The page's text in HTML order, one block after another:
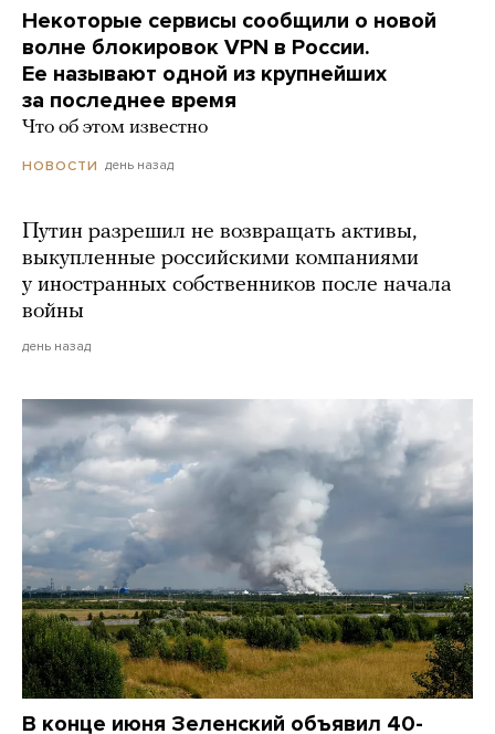
Некоторые сервисы сообщили о новой
волне блокировок VPN в России.
Ее называют одной из крупнейших
за последнее время
Что об этом известно
НОВОСТИ день назад
Путин разрешил не возвращать активы,
выкупленные российскими компаниями
у иностранных собственников после начала
войны
день назад
В конце июня Зеленский объявил 40-